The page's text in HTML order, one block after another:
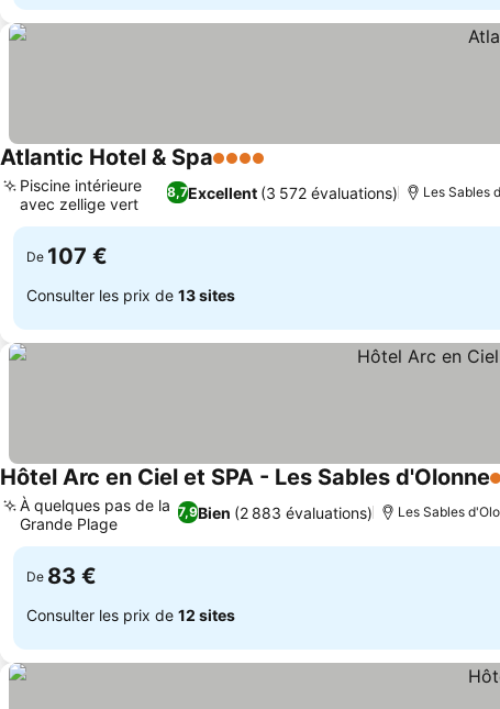
Atlantic Hotel & Spa4 Étoiles
8,7Excellent (3 572 évaluations)
Piscine intérieure
avec zellige vert
Les Sables
De 107 €
Consulter les prix de 13 sites
Hôtel Arc en Ciel et SPA - Les Sables d'Olonne
7,9Bien (2 883 évaluations)
À quelques pas de la
Grande Plage
Les Sables
De 83 €
Consulter les prix de 12 sites